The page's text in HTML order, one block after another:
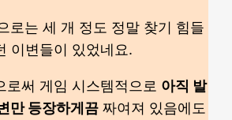
로는 세 개 정도 정말 찾기 힘들
이변들이 있었네요.
로써 게임 시스템적으로 아직 발
만 등장하게끔 짜여져 있음에도